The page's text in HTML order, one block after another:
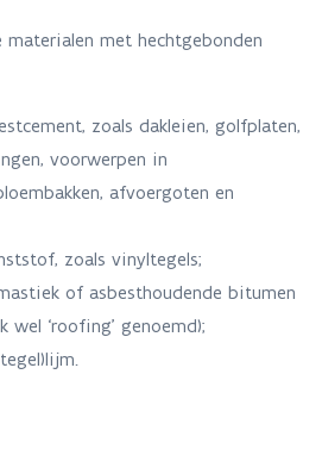
materialen met hechtgebonden
zoals dakleien, golfplaten,
voorwerpen in
afvoergoten en
zoals vinyltegels;
of asbesthoudende bitumen
wel ‘roofing’ genoemd);